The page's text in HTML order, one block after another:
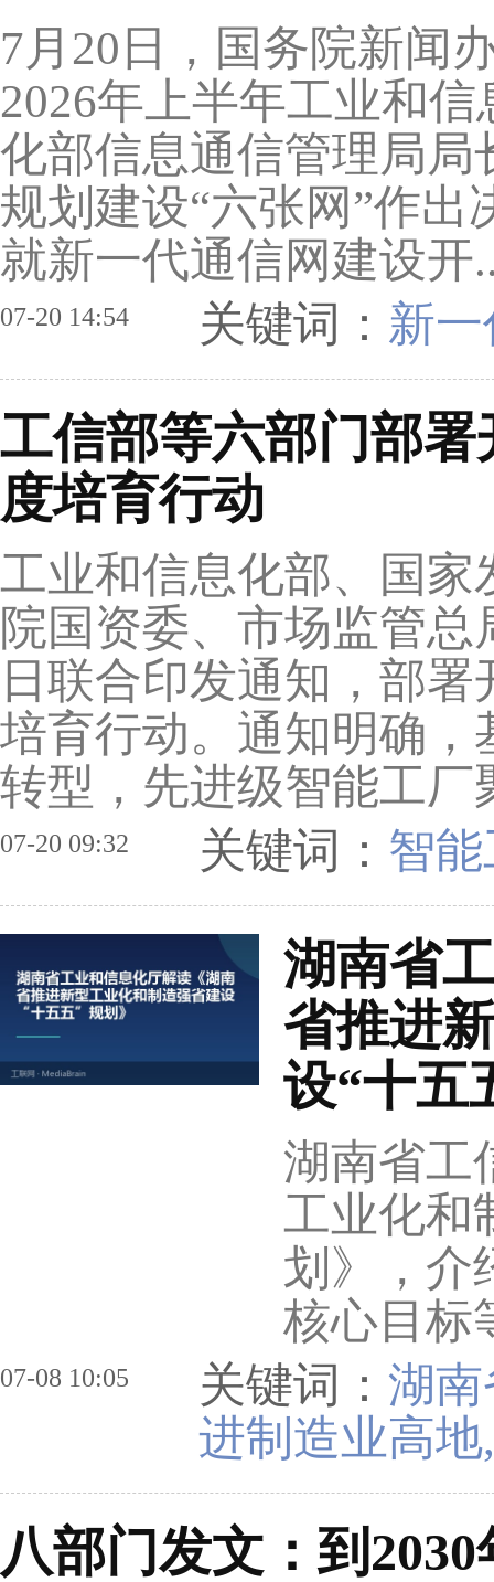
7月20日，国务院新闻
2026年上半年工业和
化部信息通信管理局
规划建设“六张网”作
就新一代通信网建设开
07-20 14:54 关键词： 新
工信部等六部门部署
度培育行动
工业和信息化部、国
院国资委、市场监管
日联合印发通知，部
培育行动。通知明确
转型，先进级智能工厂
07-20 09:32 关键词： 智
湖南省
省推进
设“十五
湖南省工
工业化和
划》，介
核心目标
07-08 10:05 关键词： 湖
进制造业高
八部门发文：到